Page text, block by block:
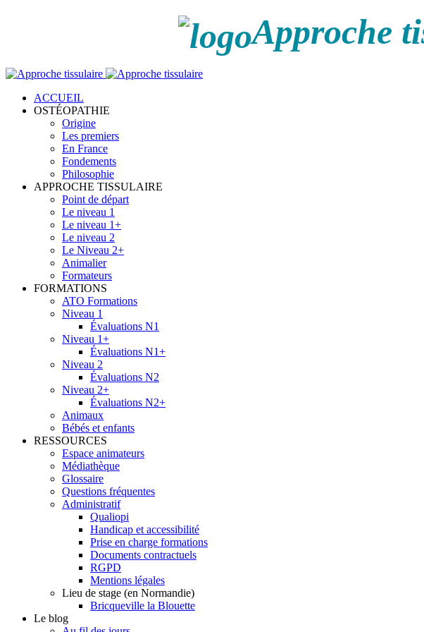
Approche
ACCUEIL
OSTÉOPATHIE
Origine
Les premiers
En France
Fondements
Philosophie
APPROCHE TISSULAIRE
Point de départ
Le niveau 1
Le niveau 1+
Le niveau 2
Le Niveau 2+
Animalier
Formateurs
FORMATIONS
ATO Formations
Niveau 1
Évaluations N1
Niveau 1+
Évaluations N1+
Niveau 2
Évaluations N2
Niveau 2+
Évaluations N2+
Animaux
Bébés et enfants
RESSOURCES
Espace animateurs
Médiathèque
Glossaire
Questions fréquentes
Administratif
Qualiopi
Handicap et accessibilité
Prise en charge formations
Documents contractuels
RGPD
Mentions légales
Lieu de stage (en Normandie)
Bricqueville la Blouette
Le blog